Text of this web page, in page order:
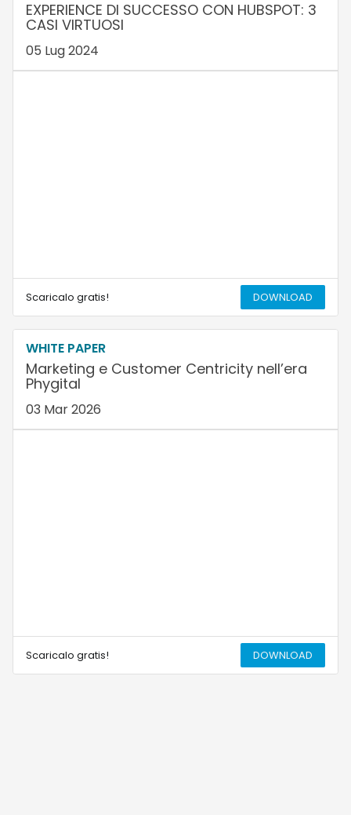
EXPERIENCE DI SUCCESSO CON HUBSPOT: 3
CASI VIRTUOSI
05 Lug 2024
Scaricalo gratis! DOWNLOAD
WHITE PAPER
Marketing e Customer Centricity nell’era
Phygital
03 Mar 2026
Scaricalo gratis! DOWNLOAD